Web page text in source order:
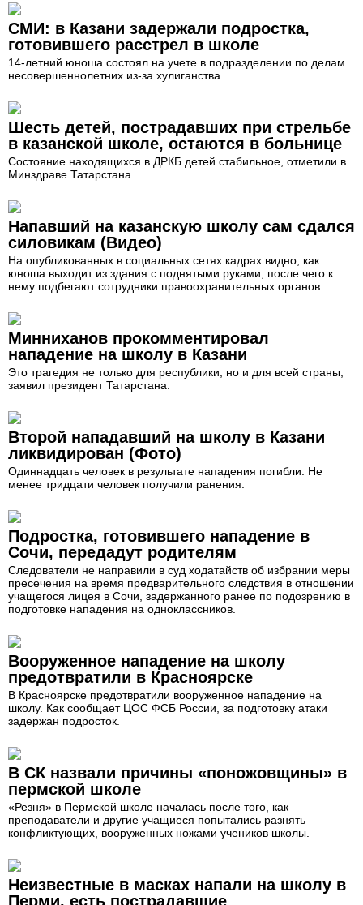
СМИ: в Казани задержали подростка,
готовившего расстрел в школе
14-летний юноша состоял на учете в подразделении по делам
несовершеннолетних из-за хулиганства.
Шесть детей, пострадавших при стрельбе
в казанской школе, остаются в больнице
Состояние находящихся в ДРКБ детей стабильное, отметили в
Минздраве Татарстана.
Напавший на казанскую школу сам сдался
силовикам (Видео)
На опубликованных в социальных сетях кадрах видно, как
юноша выходит из здания с поднятыми руками, после чего к
нему подбегают сотрудники правоохранительных органов.
Минниханов прокомментировал
нападение на школу в Казани
Это трагедия не только для республики, но и для всей страны,
заявил президент Татарстана.
Второй нападавший на школу в Казани
ликвидирован (Фото)
Одиннадцать человек в результате нападения погибли. Не
менее тридцати человек получили ранения.
Подростка, готовившего нападение в
Сочи, передадут родителям
Следователи не направили в суд ходатайств об избрании меры
пресечения на время предварительного следствия в отношении
учащегося лицея в Сочи, задержанного ранее по подозрению в
подготовке нападения на одноклассников.
Вооруженное нападение на школу
предотвратили в Красноярске
В Красноярске предотвратили вооруженное нападение на
школу. Как сообщает ЦОС ФСБ России, за подготовку атаки
задержан подросток.
В СК назвали причины «поножовщины» в
пермской школе
«Резня» в Пермской школе началась после того, как
преподаватели и другие учащиеся попытались разнять
конфликтующих, вооруженных ножами учеников школы.
Неизвестные в масках напали на школу в
Перми, есть пострадавшие